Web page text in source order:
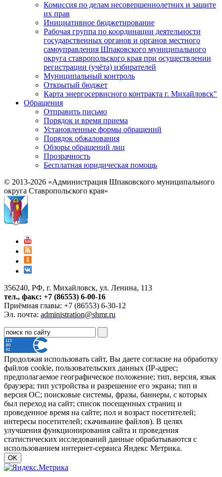
Комиссия по делам несовершеннолетних и защите
их прав
Инициативное бюджетирование
Рабочая группа по координации деятельности
государственных органов и органов местного
самоуправления Шпаковского муниципального
округа ставропольского края при осуществлении
регистрации (учёта) избирателей
Муниципальный контроль
Открытый бюджет
Карта энергосервисного контракта г. Михайловск"
Обращения
Отправить письмо
Порядок и время приема
Установленные формы обращений
Порядок обжалования
Обзоры обращений лиц
Прозрачность
Бесплатная юридическая помощь
© 2013-2026 «Администрация Шпаковского муниципального
округа Ставропольского края»
356240, РФ, г. Михайловск, ул. Ленина, 113
тел., факс: +7 (86553) 6-00-16
Приёмная главы: +7 (86553) 6-30-12
Эл. почта: administration@shmr.ru
Продолжая использовать сайт, Вы даете согласие на обработку
файлов cookie, пользовательских данных (IP-адрес;
предполагаемое географическое положение; тип, версия, язык
браузера; тип устройства и разрешение его экрана; тип и
версия ОС; поисковые системы, фразы, баннеры, с которых
был переход на сайт; список посещенных страниц и
проведенное время на сайте; пол и возраст посетителей;
интересы посетителей; скачивание файлов). В целях
улучшения функционирования сайта и проведения
статистических исследований данные обрабатываются с
использованием интернет-сервиса Яндекс Метрика.
OK